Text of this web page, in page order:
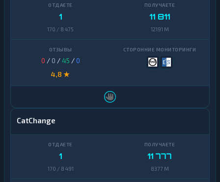
1
170 / 8 475
11 811
12191 M
0 / 0 / 45 /0
4,8 ★
CatChange
1
170 / 8 491
11 777
8377 M